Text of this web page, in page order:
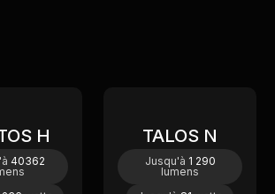
Nouveau
H
40362
TALOS N
Jusqu'à 1 290
lumens